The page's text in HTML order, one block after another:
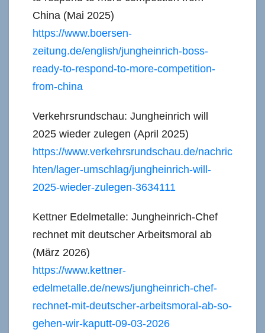
China (Mai 2025)
https://www.boersen-
zeitung.de/english/jungheinrich-boss-
ready-to-respond-to-more-competition-
from-china
Verkehrsrundschau: Jungheinrich will
2025 wieder zulegen (April 2025)
https://www.verkehrsrundschau.de/nachric
hten/lager-umschlag/jungheinrich-will-
2025-wieder-zulegen-3634111
Kettner Edelmetalle: Jungheinrich-Chef
rechnet mit deutscher Arbeitsmoral ab
(März 2026)
https://www.kettner-
edelmetalle.de/news/jungheinrich-chef-
rechnet-mit-deutscher-arbeitsmoral-ab-so-
gehen-wir-kaputt-09-03-2026